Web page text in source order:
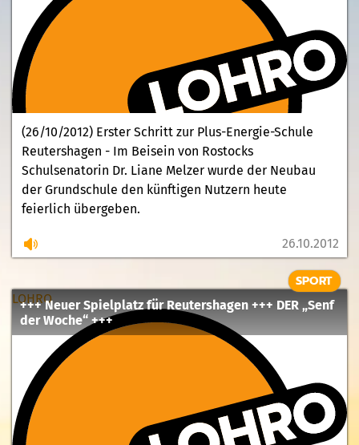
(26/10/2012) Erster Schritt zur Plus-Energie-Schule
Reutershagen - Im Beisein von Rostocks
Schulsenatorin Dr. Liane Melzer wurde der Neubau
der Grundschule den künftigen Nutzern heute
feierlich übergeben.
26.10.2012
LOHRO
+++ Neuer Spielplatz für Reutershagen +++ DER „Senf
der Woche“ +++
SPORT